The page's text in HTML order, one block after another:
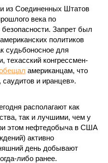
из Соединенных Штатов
века по
Запрет был
политиков
судьбоносное для
техасский конгрессмен-
американцам, что
и иранцев».
располагают как
так и лучшими, чем у
этом нефтедобыча в США
активно
день добывают
либо ранее.